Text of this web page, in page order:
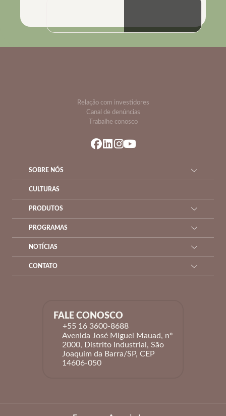
Relação com investidores
Canal de denúncias
Trabalhe conosco
SOBRE NÓS
CULTURAS
PRODUTOS
PROGRAMAS
NOTÍCIAS
CONTATO
FALE CONOSCO
+55 16 3600-8688
Avenida José Miguel Mauad, nº
2000, Distrito Industrial, São
Joaquim da Barra/SP, CEP
14606-050